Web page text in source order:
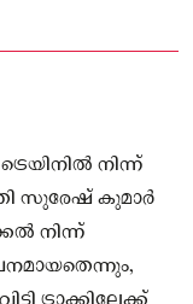
നിന്ന്
സുരേഷ് കുമാർ
നിന്ന്